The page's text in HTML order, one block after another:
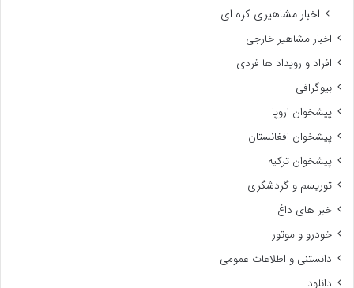
اخبار مشاهیری کره ای
اخبار مشاهیر خارجی
افراد و رویداد ها فردی
بیوگرافی
پیشخوان اروپا
پیشخوان افغانستان
پیشخوان ترکیه
توریسم و گردشگری
خبر های داغ
خودرو و موتور
دانستنی و اطلاعات عمومی
دانلود